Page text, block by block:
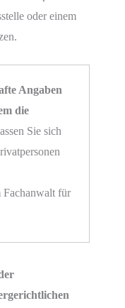
oder einem
Angaben
die
Sie sich
Fachanwalt für